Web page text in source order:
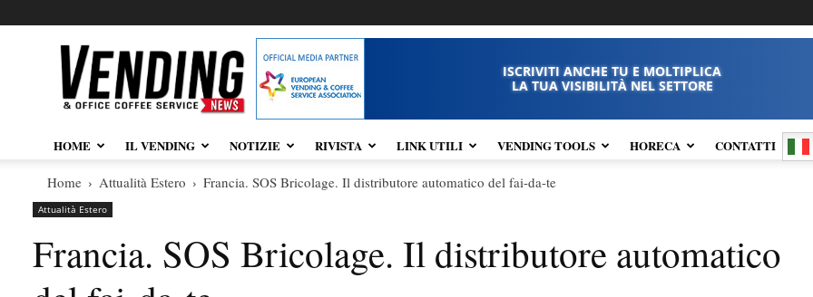
Vendingnews.it
ISCRIVITI ANCHE TU E MOLTIPLICA
LA TUA VISIBILITÀ NEL SETTORE
HOME IL VENDING NOTIZIE RIVISTA LINK UTILI VENDING TOOLS HORECA CONTATTI
Home Attualità Estero Francia. SOS Bricolage. Il distributore automatico del fai-da-te
Attualità Estero
Francia. SOS Bricolage. Il distributore automatico